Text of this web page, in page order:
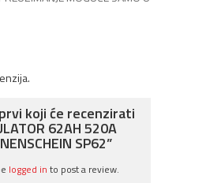
koji će recenzirati
62AH 520A
SP62”
logged in to post a review.